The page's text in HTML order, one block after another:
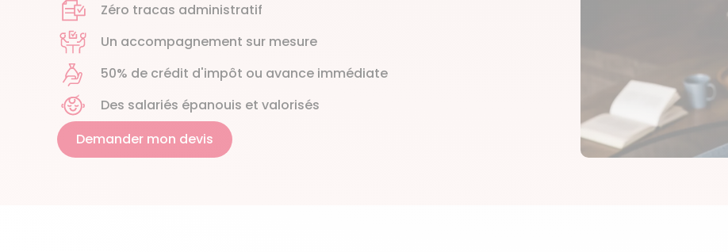
Zéro tracas administratif
Un accompagnement sur mesure
50% de crédit d'impôt ou avance immédiate
Des salariés épanouis et valorisés
Demander mon devis